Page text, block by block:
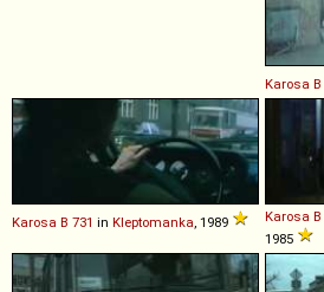
Karosa B
Karosa B 731 in Kleptomanka , 1989 Karosa B
1985